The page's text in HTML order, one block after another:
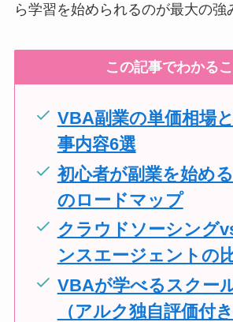
ら学習を始められるのが最大の強
この記事でわかる
VBA副業の単価相場
事内容6選
初心者が副業を始め
のロードマップ
クラウドソーシング
ンスエージェントの
VBAが学べるスクー
（アルク独自評価付き